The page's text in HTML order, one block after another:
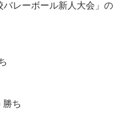
レーボール新人大会」の
ち